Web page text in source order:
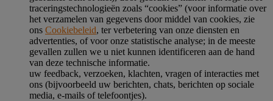
traceringstechnologieën zoals “cookies” (voor informatie over
het verzamelen van gegevens door middel van cookies, zie
ons Cookiebeleid, ter verbetering van onze diensten en
advertenties, of voor onze statistische analyse; in de meeste
gevallen zullen we u niet kunnen identificeren aan de hand
van deze technische informatie.
uw feedback, verzoeken, klachten, vragen of interacties met
ons (bijvoorbeeld uw berichten, chats, berichten op sociale
media, e-mails of telefoontjes).